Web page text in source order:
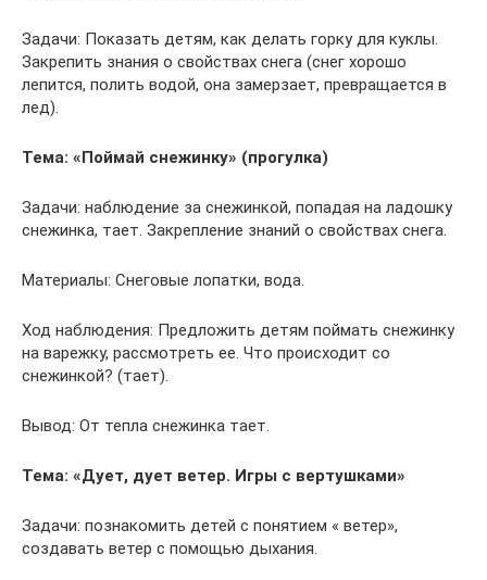
Задачи: Показать детям, как делать горку для куклы.
Закрепить знания о свойствах снега (снег хорошо
лепится, полить водой, она замерзает, превращается в
лед).
Тема: «Поймай снежинку» (прогулка)
Задачи: наблюдение за снежинкой, попадая на ладошку
снежинка, тает. Закрепление знаний о свойствах снега.
Материалы: Снеговые лопатки, вода.
Ход наблюдения: Предложить детям поймать снежинку
на варежку, рассмотреть ее. Что происходит со
снежинкой? (тает).
Вывод: От тепла снежинка тает.
Тема: «Дует, дует ветер. Игры с вертушками»
Задачи: познакомить детей с понятием « ветер»,
создавать ветер с помощью дыхания.